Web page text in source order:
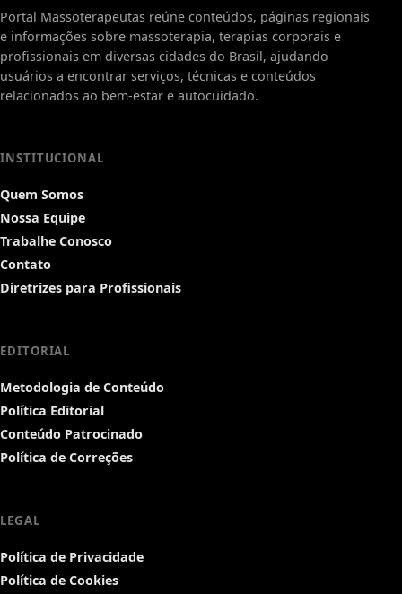
Portal Massoterapeutas reúne conteúdos, páginas regionais
e informações sobre massoterapia, terapias corporais e
profissionais em diversas cidades do Brasil, ajudando
usuários a encontrar serviços, técnicas e conteúdos
relacionados ao bem-estar e autocuidado.
INSTITUCIONAL
Quem Somos
Nossa Equipe
Trabalhe Conosco
Contato
Diretrizes para Profissionais
EDITORIAL
Metodologia de Conteúdo
Política Editorial
Conteúdo Patrocinado
Política de Correções
LEGAL
Política de Privacidade
Política de Cookies